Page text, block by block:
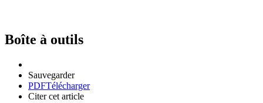
Boîte à outils
Sauvegarder
PDFTélécharger
Citer cet article